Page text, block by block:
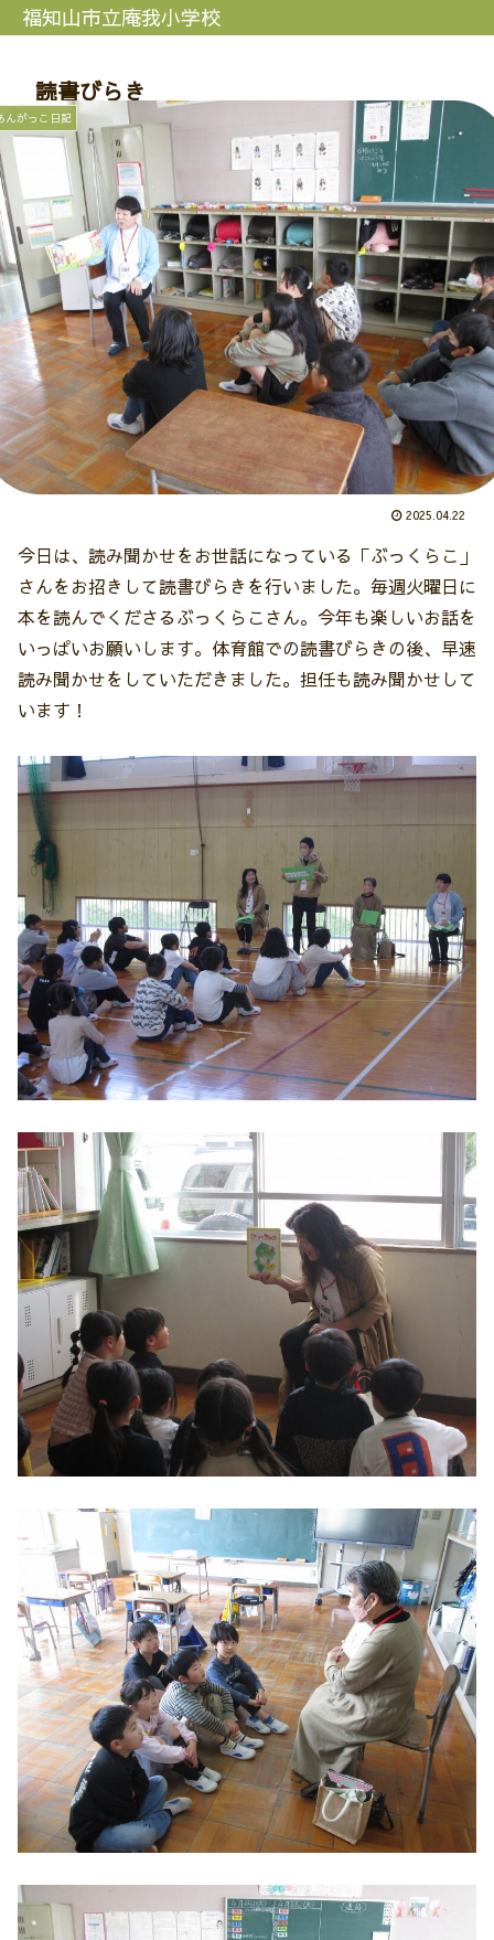
福知山市立庵我小学校
読書びらき
んがっこ日記
2025.04.22
今日は、読み聞かせをお世話になっている「ぶっくらこ」
さんをお招きして読書びらきを行いました。毎週火曜日に
本を読んでくださるぶっくらこさん。今年も楽しいお話を
いっぱいお願いします。体育館での読書びらきの後、早速
読み聞かせをしていただきました。担任も読み聞かせして
います！